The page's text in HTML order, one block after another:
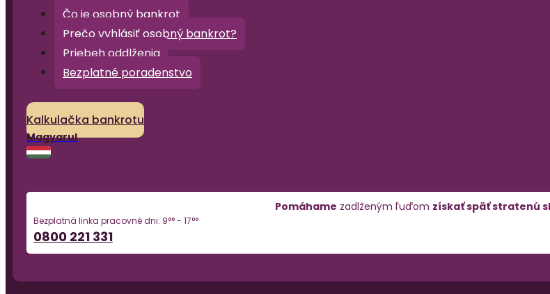
Čo je osobný bankrot
Prečo vyhlásiť osobný bankrot?
Priebeh oddlženia
Bezplatné poradenstvo
Kalkulačka bankrotu
Magyarul
Pomáhame zadlženým ľuďom získať späť stratenú
Bezplatná linka pracovné dni: 9°° - 17°°
0800 221 331